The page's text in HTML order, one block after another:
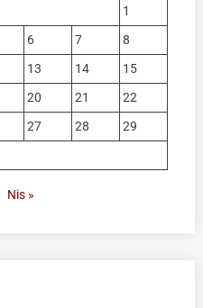
1
6 7
8
13 14
15
20 21
22
27 28
29
Nis »